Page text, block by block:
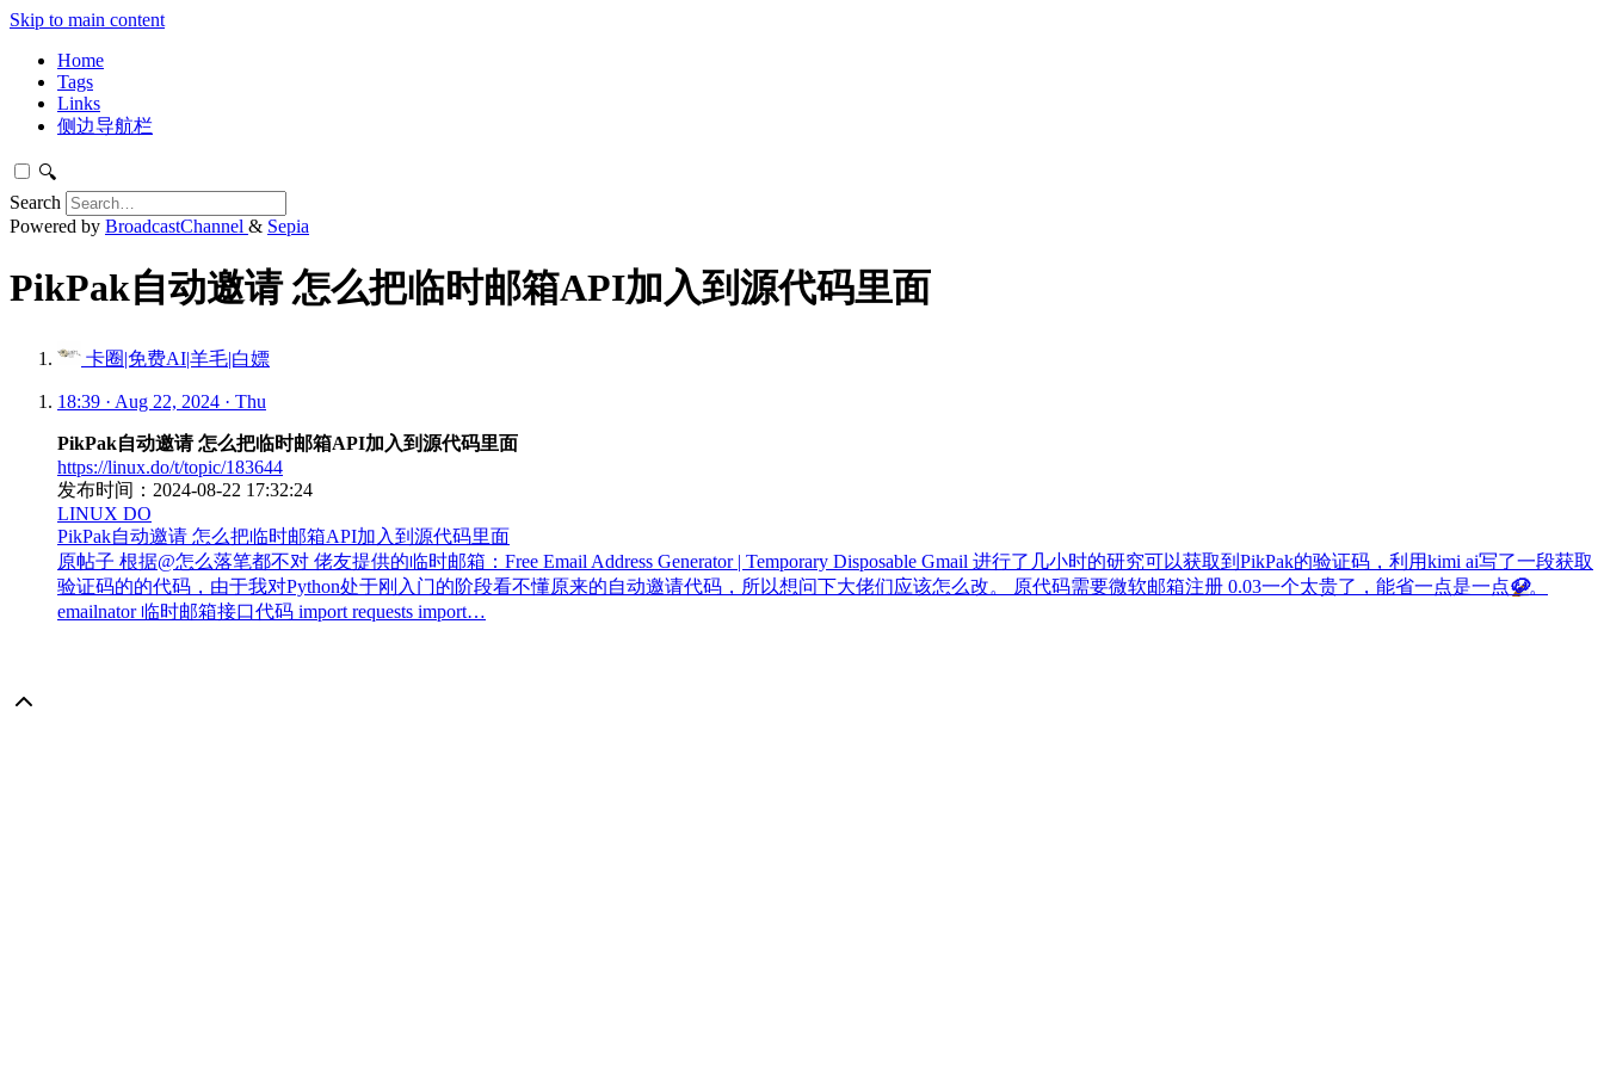
Skip to main content
Home
Tags
Links
侧边导航栏
🔍
Search
Powered by BroadcastChannel & Sepia
PikPak自动邀请 怎么把临时邮箱API加入到源代码里面
卡圈|免费AI|羊毛|白嫖
18:39 · Aug 22, 2024 · Thu
PikPak自动邀请 怎么把临时邮箱API加入到源代码里面
https://linux.do/t/topic/183644
发布时间：2024-08-22 17:32:24
LINUX DO
PikPak自动邀请 怎么把临时邮箱API加入到源代码里面
原帖子 根据@怎么落笔都不对 佬友提供的临时邮箱：Free Email Address Generator | Temporary Disposable Gmail 进行了几小时的研究可以获取到PikPak的验证码，利用kimi ai写了一段获取
验证码的的代码，由于我对Python处于刚入门的阶段看不懂原来的自动邀请代码，所以想问下大佬们应该怎么改。 原代码需要微软邮箱注册 0.03一个太贵了，能省一点是一点🐶。
emailnator 临时邮箱接口代码 import requests import…